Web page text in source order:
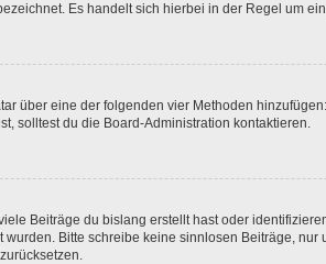
Es handelt sich hierbei in der Regel um
über eine der folgenden vier Methoden
solltest du die Board-Administration kontaktieren.
Beiträge du bislang erstellt hast oder
Bitte schreibe keine sinnlosen Beiträge,